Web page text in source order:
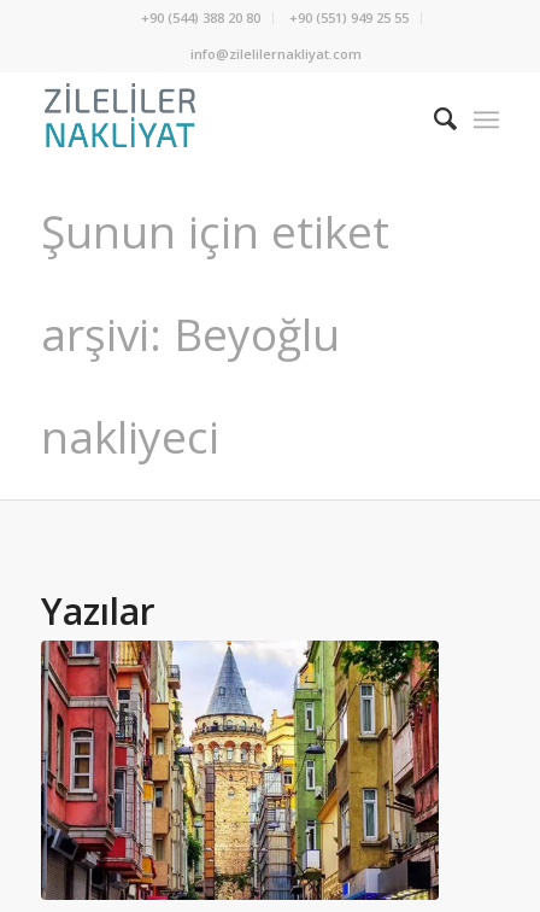
+90 (544) 388 20 80
+90 (551) 949 25 55
info@zilelilernakliyat.com
Şunun için etiket
arşivi: Beyoğlu
nakliyeci
Yazılar